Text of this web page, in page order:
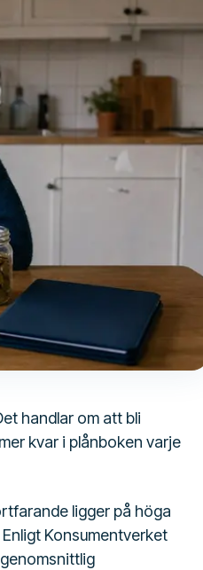
handlar om att bli
kvar i plånboken varje
ligger på höga
Konsumentverket